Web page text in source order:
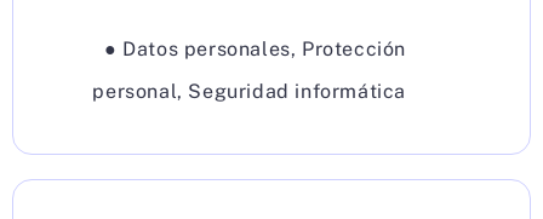
● Datos personales, Protección
personal, Seguridad informática